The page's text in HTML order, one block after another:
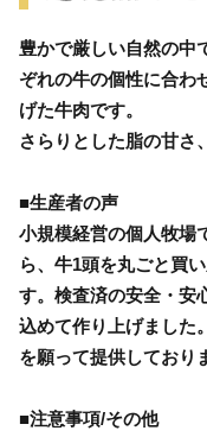
豊かで厳しい自然の中
ぞれの牛の個性に合わ
げた牛肉です。
さらりとした脂の甘さ
■生産者の声
小規模経営の個人牧場
ら、牛1頭を丸ごと買
す。検査済の安全・安
込めて作り上げました
を願って提供しており
■注意事項/その他